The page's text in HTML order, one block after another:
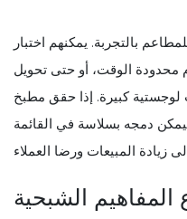
بالتجربة. يمكنهم اختبار
محدودة الوقت، أو حتى تحويل
لوجستية كبيرة. إذا حقق مطبخ
دمجه بسلاسة في القائمة
المفاهيم الشبحية